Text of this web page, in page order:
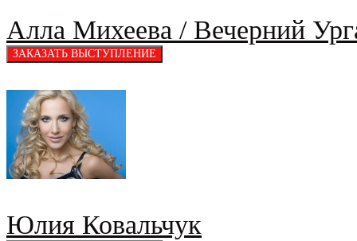
Алла Михеева / Вечерний
Юлия Ковальчук